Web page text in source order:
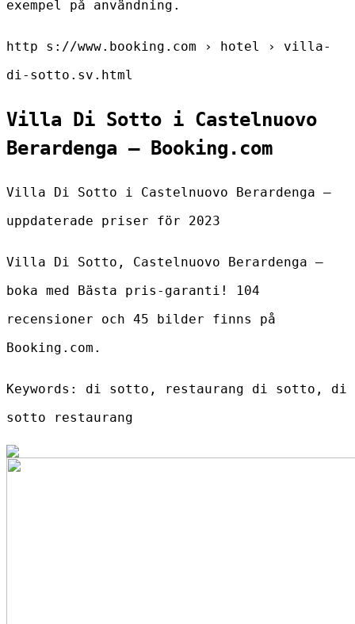
exempel på användning.
http s://www.booking.com › hotel › villa-
di-sotto.sv.html
Villa Di Sotto i Castelnuovo
Berardenga – Booking.com
Villa Di Sotto i Castelnuovo Berardenga –
uppdaterade priser för 2023
Villa Di Sotto, Castelnuovo Berardenga –
boka med Bästa pris-garanti! 104
recensioner och 45 bilder finns på
Booking.com.
Keywords: di sotto, restaurang di sotto, di
sotto restaurang